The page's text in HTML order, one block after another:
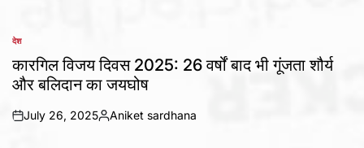
POSTED
IN
देश
कारगिल विजय दिवस 2025: 26 वर्षों बाद भी गूंजता शौर्य
और बलिदान का जयघोष
on
July 26, 2025
Posted
Aniket sardhana